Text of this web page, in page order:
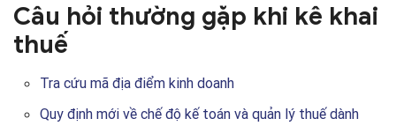
Câu hỏi thường gặp khi kê khai
thuế
Tra cứu mã địa điểm kinh doanh
Quy định mới về chế độ kế toán và quản lý thuế dành